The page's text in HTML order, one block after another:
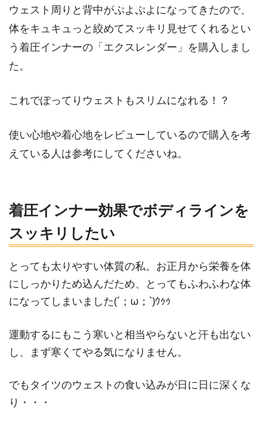
ウェスト周りと背中がぷよぷよになってきたので、
体をキュキュっと絞めてスッキリ見せてくれるとい
う着圧インナーの「エクスレンダー」を購入しまし
た。
これでぽってりウェストもスリムになれる！？
使い心地や着心地をレビューしているので購入を考
えている人は参考にしてくださいね。
着圧インナー効果でボディラインを
スッキリしたい
とっても太りやすい体質の私。お正月から栄養を体
にしっかりため込んだため、とってもふわふわな体
になってしまいました(´；ω；`)ｳｩｩ
運動するにもこう寒いと相当やらないと汗も出ない
し、まず寒くてやる気になりません。
でもタイツのウェストの食い込みが日に日に深くな
り・・・